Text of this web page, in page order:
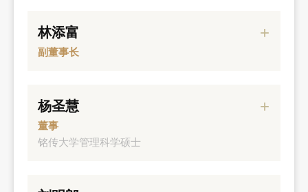
元大投顾副董事长
元大金控策略长
元大证金副董事长
林添富
副董事长
元大期货董事长
元大证券董事
元大证券运行副总经理
杨圣慧
董事
铭传大学管理科学硕士